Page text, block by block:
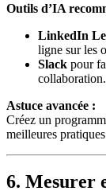
Outils d’IA
LinkedIn
ligne sur les
Slack pour
collaboration.
Astuce avancée :
Créez un
meilleures
6. Mesurer